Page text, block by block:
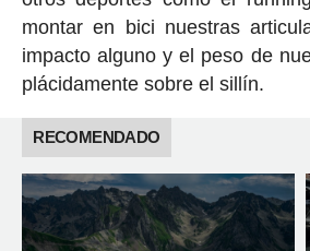
montar en bici nuestras
impacto alguno y el peso de
plácidamente sobre el sillín.
RECOMENDADO